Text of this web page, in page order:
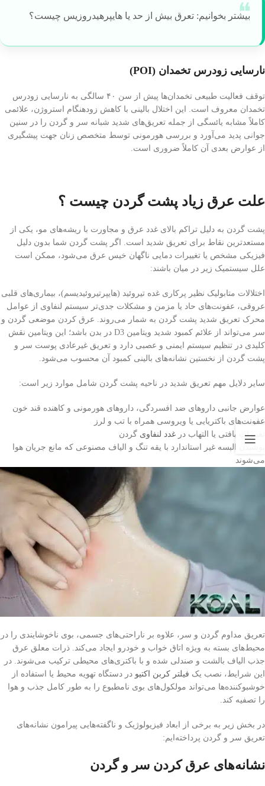
بیشتر بخوانیم: تعرق بیش از حد یا هایپرهیدروزیس چیست؟
نارسایی زودرس تخمدان (POI)
توقف فعالیت طبیعی تخمدان‌ها پیش از سن ۴۰ سالگی به نارسایی زودرس
تخمدان معروف است. این اختلال بالینی با کاهش زودهنگام استروژن، علائمی
کاملاً مشابه یائسگی از جمله تعریق‌های شدید شبانه سر و گردن را در سنین
جوانی پدید می‌آورد و بررسی هورمونی توسط متخصص زنان جهت پیشگیری
از عوارض بعدی آن کاملاً ضروری است.
علت عرق زیاد پشت گردن چیست ؟
پشت گردن به دلیل تراکم بالای غدد عرق و مجاورت با ریشه‌های مو، یکی از
مستعدترین نقاط برای تعریق شدید است. اگر پشت گردن شما بدون دلیل
فیزیکی مشخص یا تغییرات دمایی ناگهان خیس عرق می‌شود، ممکن است
علل سیستمیک زیر در میان باشند:
اختلالات متابولیک نظیر پرکاری غده تیروئید (هایپرتیروئیدیسم)، بیماری‌های قلبی
عروقی، عفونت‌های حاد یا مزمن و مشکلات جدی‌تر سیستم لنفاوی از عوامل
محرک تعریق شدید پشت گردن به شمار می‌روند. عرق کردن موضعی گردن و
سر می‌تواند از علائم کمبود شدید ویتامین D3 در بدن باشد؛ این ویتامین نقش
کلیدی در تنظیم سیستم ایمنی و عصبی دارد و تعریق غیرعادی پوست سر و
پشت گردن از نخستین نشانه‌های بالینی کمبود آن محسوب می‌شود.
سایر دلایل مهم تعریق شدید در ناحیه پشت گردن شامل موارد زیر است:
عوارض جانبی داروهای ضد افسردگی، داروهای هورمونی و کاهنده قند خون
عفونت‌های باکتریایی یا ویروسی همراه با تب و لرز
تغییرات بافتی یا التهاب در غدد لنفاوی گردن
پوشیدن البسه غیر استاندارد با یقه تنگ و الیاف مصنوعی که مانع جریان هوا
می‌شوند
تعریق مداوم گردن و سر، علاوه بر ناراحتی‌های جسمی، بوی ناخوشایندی را در
محیط‌های بسته به ویژه اتاق خواب و خودرو ایجاد می‌کند. ذرات معلق عرق
جذب الیاف بالشت و صندلی شده و با باکتری‌های محیطی ترکیب می‌شوند. در
این شرایط، نصب یک فیلتر کربن اکتیو در دستگاه تهویه محیط یا استفاده از
خوشبوکننده‌ها می‌تواند مولکول‌های بوی نامطبوع را به طور کامل جذب و هوا
را تصفیه کند.
در بخش زیر به برخی از ابعاد فیزیولوژیک و ناگفته‌هایی پیرامون نشانه‌های
تعریق سر و گردن پرداخته‌ایم:
نشانه‌های عرق کردن سر و گردن